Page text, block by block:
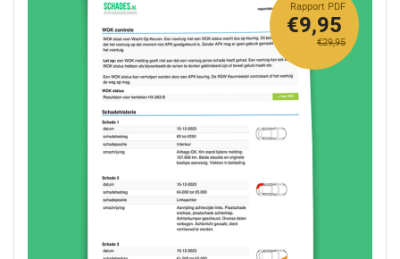
Rapport PDF
€29,95
€9,95